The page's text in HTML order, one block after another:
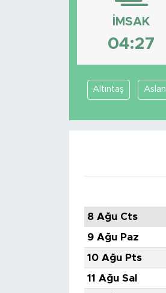
İMSAK
04:27
Altıntaş
8 Ağu Cts
9 Ağu Paz
10 Ağu Pts
11 Ağu Sal